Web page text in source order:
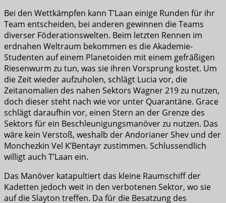
Bei den Wettkämpfen kann T’Laan einige Runden für ihr
Team entscheiden, bei anderen gewinnen die Teams
diverser Föderationswelten. Beim letzten Rennen im
erdnahen Weltraum bekommen es die Akademie-
Studenten auf einem Planetoiden mit einem gefräßigen
Riesenwurm zu tun, was sie ihren Vorsprung kostet. Um
die Zeit wieder aufzuholen, schlägt Lucia vor, die
Zeitanomalien des nahen Sektors Wagner 219 zu nutzen,
doch dieser steht nach wie vor unter Quarantäne. Grace
schlägt daraufhin vor, einen Stern an der Grenze des
Sektors für ein Beschleunigungsmanöver zu nutzen. Das
wäre kein Verstoß, weshalb der Andorianer Shev und der
Monchezkin Vel K’Bentayr zustimmen. Schlussendlich
willigt auch T’Laan ein.
Das Manöver katapultiert das kleine Raumschiff der
Kadetten jedoch weit in den verbotenen Sektor, wo sie
auf die Slayton treffen. Da für die Besatzung des